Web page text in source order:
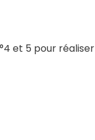
et 5 pour réaliser